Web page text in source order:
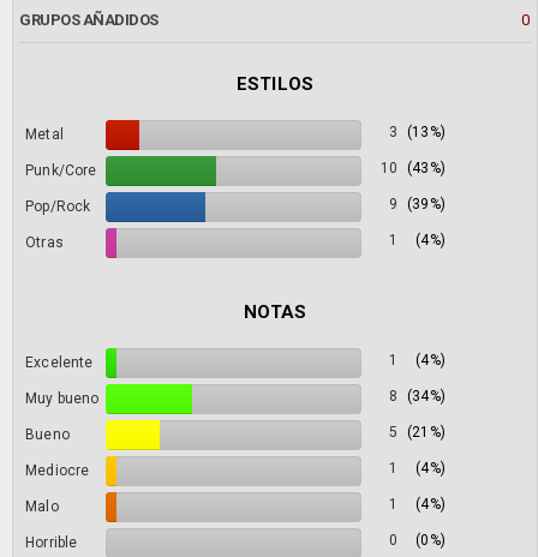
GRUPOS AÑADIDOS 0
ESTILOS
Metal 3 (13%)
Punk/Core 10 (43%)
Pop/Rock 9 (39%)
Otras 1 (4%)
NOTAS
Excelente 1 (4%)
Muy bueno 8 (34%)
Bueno 5 (21%)
Mediocre 1 (4%)
Malo 1 (4%)
Horrible 0 (0%)